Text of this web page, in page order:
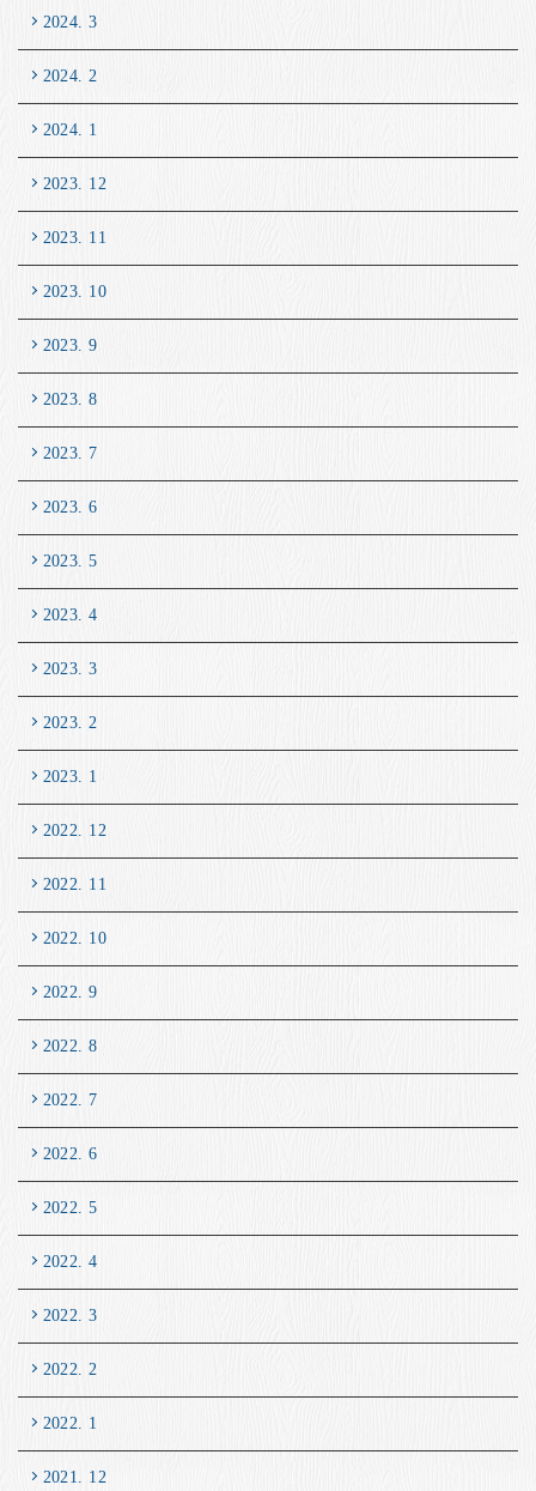
2024. 3
2024. 2
2024. 1
2023. 12
2023. 11
2023. 10
2023. 9
2023. 8
2023. 7
2023. 6
2023. 5
2023. 4
2023. 3
2023. 2
2023. 1
2022. 12
2022. 11
2022. 10
2022. 9
2022. 8
2022. 7
2022. 6
2022. 5
2022. 4
2022. 3
2022. 2
2022. 1
2021. 12